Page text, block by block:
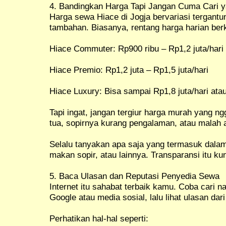
4. Bandingkan Harga Tapi Jangan Cuma Cari
Harga sewa Hiace di Jogja bervariasi
tambahan. Biasanya, rentang harga harian
Hiace Commuter: Rp900 ribu – Rp1,2 juta/hari
Hiace Premio: Rp1,2 juta – Rp1,5 juta/hari
Hiace Luxury: Bisa sampai Rp1,8 juta/hari
Tapi ingat, jangan tergiur harga murah yang
tua, sopirnya kurang pengalaman, atau malah
Selalu tanyakan apa saja yang termasuk
makan sopir, atau lainnya. Transparansi itu
5. Baca Ulasan dan Reputasi Penyedia Sewa
Internet itu sahabat terbaik kamu. Coba cari
Google atau media sosial, lalu lihat ulasan
Perhatikan hal-hal seperti: